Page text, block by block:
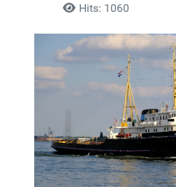
Hits: 1060